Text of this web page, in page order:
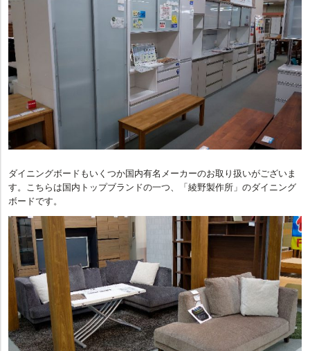
ダイニングボードもいくつか国内有名メーカーのお取り扱いがございま
す。こちらは国内トップブランドの一つ、「綾野製作所」のダイニング
ボードです。